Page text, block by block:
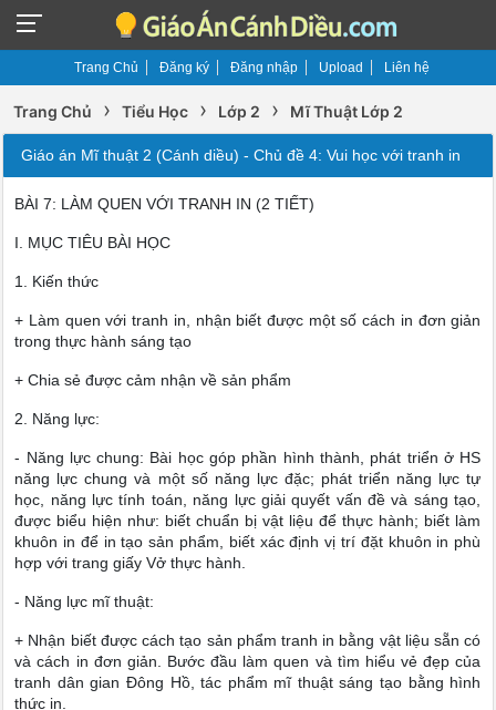
Trang Chủ Đăng ký Đăng nhập Upload Liên hệ
Trang Chủ › Tiểu Học › Lớp 2 › Mĩ Thuật Lớp 2
Giáo án Mĩ thuật 2 (Cánh diều) - Chủ đề 4: Vui học với tranh in
BÀI 7: LÀM QUEN VỚI TRANH IN (2 TIẾT)
I. MỤC TIÊU BÀI HỌC
1. Kiến thức
+ Làm quen với tranh in, nhận biết được một số cách in đơn giản
trong thực hành sáng tạo
+ Chia sẻ được cảm nhận về sản phẩm
2. Năng lực:
- Năng lực chung: Bài học góp phần hình thành, phát triển ở HS
năng lực chung và một số năng lực đặc; phát triển năng lực tự
học, năng lực tính toán, năng lực giải quyết vấn đề và sáng tạo,
được biểu hiện như: biết chuẩn bị vật liệu để thực hành; biết làm
khuôn in để in tạo sản phẩm, biết xác định vị trí đặt khuôn in phù
hợp với trang giấy Vở thực hành.
- Năng lực mĩ thuật:
+ Nhận biết được cách tạo sản phẩm tranh in bằng vật liệu sẵn có
và cách in đơn giản. Bước đầu làm quen và tìm hiểu vẻ đẹp của
tranh dân gian Đông Hồ, tác phẩm mĩ thuật sáng tạo bằng hình
thức in.